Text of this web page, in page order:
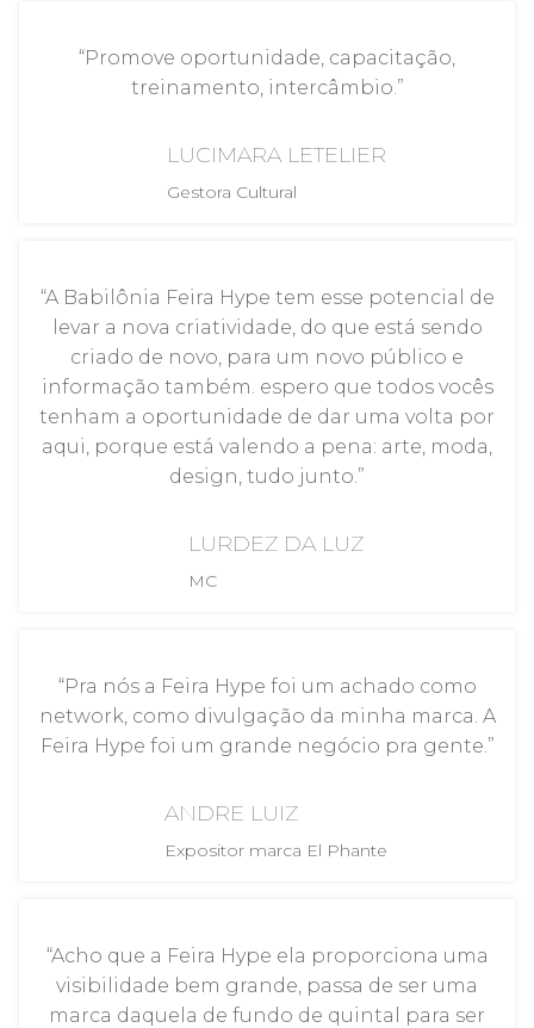
“Promove oportunidade, capacitação,
treinamento, intercâmbio.”
LUCIMARA LETELIER
Gestora Cultural
“A Babilônia Feira Hype tem esse potencial de
levar a nova criatividade, do que está sendo
criado de novo, para um novo público e
informação também. espero que todos vocês
tenham a oportunidade de dar uma volta por
aqui, porque está valendo a pena: arte, moda,
design, tudo junto.”
LURDEZ DA LUZ
MC
“Pra nós a Feira Hype foi um achado como
network, como divulgação da minha marca. A
Feira Hype foi um grande negócio pra gente.”
ANDRE LUIZ
Expositor marca El Phante
“Acho que a Feira Hype ela proporciona uma
visibilidade bem grande, passa de ser uma
marca daquela de fundo de quintal para ser